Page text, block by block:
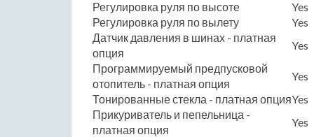
Регулировка руля по высоте
Yes
Регулировка руля по вылету
Yes
Датчик давления в шинах - платная
опция
Yes
Программируемый предпусковой
отопитель - платная опция
Yes
Тонированные стекла - платная опцияYes
Прикуриватель и пепельница -
платная опция
Yes